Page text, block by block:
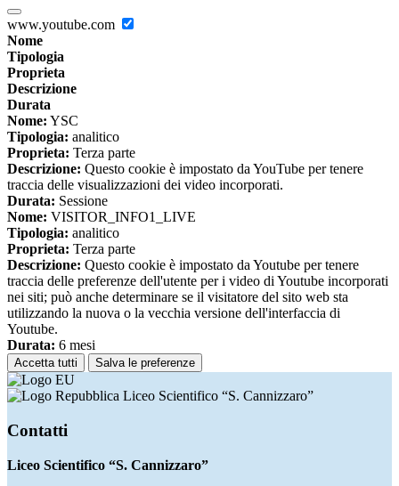
www.youtube.com
Nome
Tipologia
Proprieta
Descrizione
Durata
Nome: YSC
Tipologia: analitico
Proprieta: Terza parte
Descrizione: Questo cookie è impostato da YouTube per tenere
traccia delle visualizzazioni dei video incorporati.
Durata: Sessione
Nome: VISITOR_INFO1_LIVE
Tipologia: analitico
Proprieta: Terza parte
Descrizione: Questo cookie è impostato da Youtube per tenere
traccia delle preferenze dell'utente per i video di Youtube incorporati
nei siti; può anche determinare se il visitatore del sito web sta
utilizzando la nuova o la vecchia versione dell'interfaccia di
Youtube.
Durata: 6 mesi
Accetta tutti Salva le preferenze
Liceo Scientifico “S. Cannizzaro”
Contatti
Liceo Scientifico “S. Cannizzaro”